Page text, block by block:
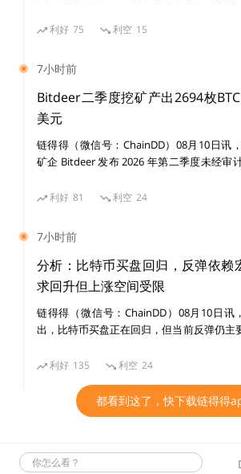
元。该钱包在区块链数据分析机构
小时再次转移 1019 枚比特币，价值约 6640
触发类似规模交易在过往周期中造成的连
特币持有者、由 Michael Saylor 领导的比
于 7 月 27 日至 8 月 2 日出售 1638 枚比
元，平均价格为每枚 63957 美元。
准出售额度最高 50 亿美元，用于支付优先
公司平均购入成本为每枚 75419 美元，低
面亏损。
利好 75 利空 15
7小时前
Bitdeer二季度挖矿产出2694枚
美元
链得得（微信号：ChainDD）08月10日讯
矿企 Bitdeer 发布 2026 年第二季度未经审
度总收入 2.288 亿美元，同比增长；录得毛
损 9230 万美元，调整后 EBITDA 为 3110
管理下矿机总数 28.9 万台。截至 6 月 30 日
4.963 亿美元，数字资产及应收账款 1.969
面，二季度 AI 云收入 1400 万美元，已落
元、16 年期 AI/HPC 数据中心租赁协议。截
全球总电力装机容量达 2980.2 兆瓦，挪威
多地加密机房推进向 AI 算力中心转型。
利好 81 利空 24
7小时前
分析：比特币买盘回归，反弹依赖
求回升但上涨空间受限
链得得（微信号：ChainDD）08月10日讯
出，比特币买盘正在回归，但当前反弹仍主
善，而非加密市场自身催化因素。机构需求
业数据走弱降低了美联储 9 月加息可能性，
局势缓和、油价回落以及美国就业市场降温
弹，比特币价格向 6.2 万至 6.5 万美元区间
量仅约 3150 枚。 不过，Bitfinex 表示，上
利好 135 利空 24
都看到这了，快下载链得得
你怎么看？